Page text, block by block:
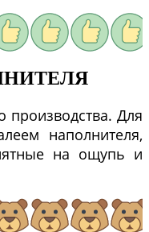
производства. Для
наполнителя,
на ощупь и